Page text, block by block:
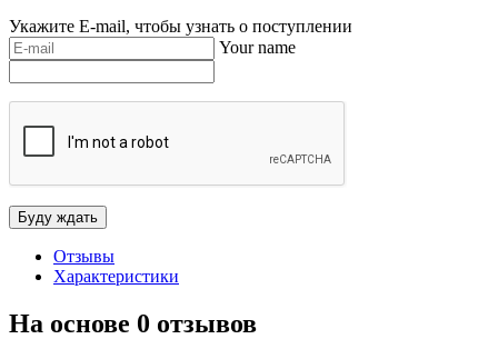
Укажите E-mail, чтобы узнать о поступлении
Your name
Отзывы
Характеристики
На основе 0 отзывов